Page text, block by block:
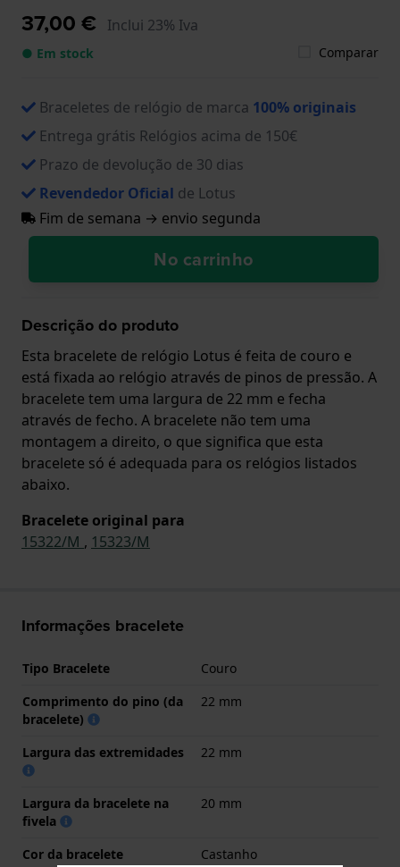
37,00 € Inclui 23% Iva
● Em stock Comparar
Braceletes de relógio de marca 100% originais
Entrega grátis Relógios acima de 150€
Prazo de devolução de 30 dias
Revendedor Oficial de Lotus
Fim de semana → envio segunda
No carrinho
Descrição do produto
Esta bracelete de relógio Lotus é feita de couro e
está fixada ao relógio através de pinos de pressão. A
bracelete tem uma largura de 22 mm e fecha
através de fecho. A bracelete não tem uma
montagem a direito, o que significa que esta
bracelete só é adequada para os relógios listados
abaixo.
Bracelete original para
15322/M , 15323/M
Informações bracelete
Tipo Bracelete
Couro
Comprimento do pino (da
bracelete)
22 mm
Largura das extremidades 22 mm
Largura da bracelete na
fivela
20 mm
Cor da bracelete Castanho